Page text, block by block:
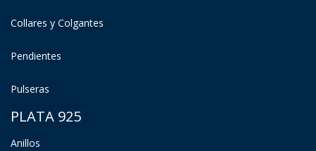
Collares y Colgantes
Pendientes
Pulseras
PLATA 925
Anillos